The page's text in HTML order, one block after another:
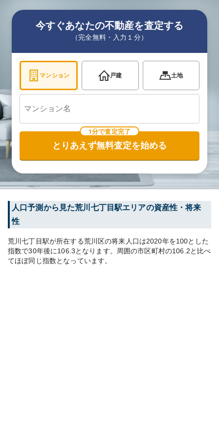
今すぐあなたの不動産を査定する
（完全無料・入力１分）
マンション 戸建 土地
1分で査定完了
とりあえず無料査定を始める
人口予測から見た荒川七丁目駅エリアの資産性・将来
性
荒川七丁目駅が所在する荒川区の将来人口は2020年を100とした
指数で30年後に106.3となります。 周囲の市区町村の106.2と比べ
てほぼ同じ指数となっています。